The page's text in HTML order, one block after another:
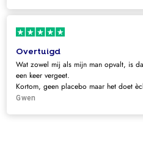
Overtuigd
Wat zowel mij als mijn man opvalt, is
een keer vergeet.
Kortom, geen placebo maar het doet
Gwen